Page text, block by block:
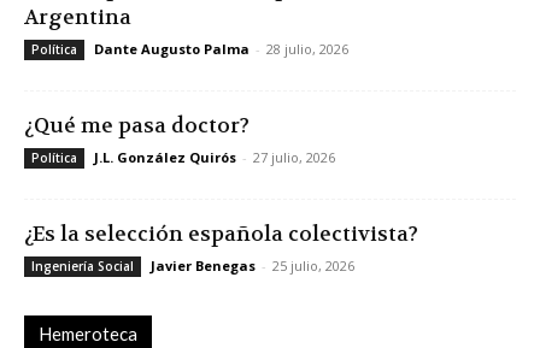
Argentina
Política Dante Augusto Palma - 28 julio, 2026
¿Qué me pasa doctor?
Política J.L. González Quirós - 27 julio, 2026
¿Es la selección española colectivista?
Ingeniería Social Javier Benegas - 25 julio, 2026
Hemeroteca